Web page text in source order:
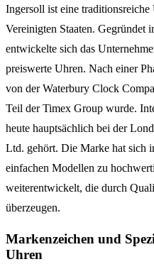
Ingersoll ist eine
Vereinigten Staaten. Gegründet
entwickelte sich das
preiswerte Uhren. Nach einer
von der Waterbury Clock
Teil der Timex Group wurde.
heute hauptsächlich bei der
Ltd. gehört. Die Marke hat sich
einfachen Modellen zu
weiterentwickelt, die durch
überzeugen.
Markenzeichen und
Uhren